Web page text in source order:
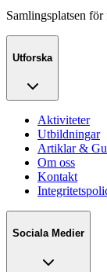
Samlingsplatsen
Utforska
Aktiviteter
Utbildningar
Artiklar &
Om oss
Kontakt
Sociala Medier